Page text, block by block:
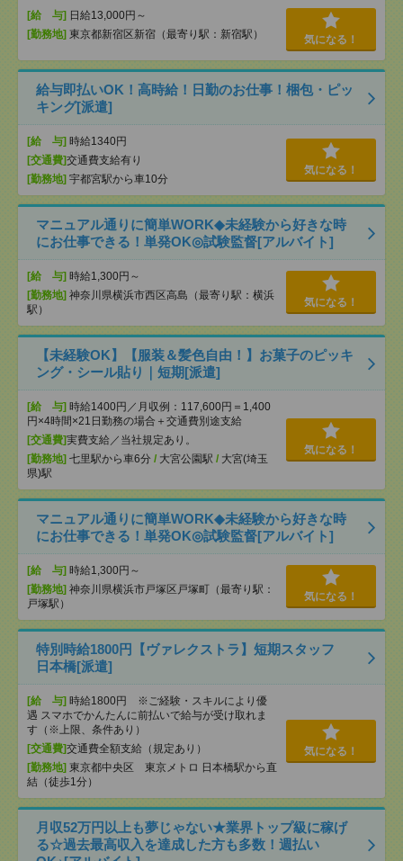
[給 与] 日給13,000円～
[勤務地] 東京都新宿区新宿（最寄り駅：新宿駅） 気になる！
給与即払いOK！高時給！日勤のお仕事！梱包・ピッ
キング[派遣]
[給 与] 時給1340円
[交通費]交通費支給有り
[勤務地] 宇都宮駅から車10分
気になる！
マニュアル通りに簡単WORK◆未経験から好きな時
にお仕事できる！単発OK◎試験監督[アルバイト]
[給 与] 時給1,300円～
[勤務地] 神奈川県横浜市西区高島（最寄り駅：横浜
駅）
気になる！
【未経験OK】【服装＆髪色自由！】お菓子のピッキ
ング・シール貼り｜短期[派遣]
[給 与] 時給1400円／月収例：117,600円＝1,400
円×4時間×21日勤務の場合＋交通費別途支給
[交通費]実費支給／当社規定あり。
[勤務地] 七里駅から車6分 / 大宮公園駅 / 大宮(埼玉
県)駅
気になる！
マニュアル通りに簡単WORK◆未経験から好きな時
にお仕事できる！単発OK◎試験監督[アルバイト]
[給 与] 時給1,300円～
[勤務地] 神奈川県横浜市戸塚区戸塚町（最寄り駅：
戸塚駅）
気になる！
特別時給1800円【ヴァレクストラ】短期スタッフ
日本橋[派遣]
[給 与] 時給1800円 ※ご経験・スキルにより優
遇 スマホでかんたんに前払いで給与が受け取れま
す（※上限、条件あり）
[交通費]交通費全額支給（規定あり）
[勤務地] 東京都中央区 東京メトロ 日本橋駅から直
結（徒歩1分）
気になる！
月収52万円以上も夢じゃない★業界トップ級に稼げ
る☆過去最高収入を達成した方も多数！週払い